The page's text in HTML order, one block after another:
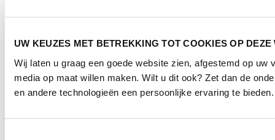
UW KEUZES MET BETREKKING TOT COOKIES OP DEZE
Wij laten u graag een goede website zien, afgestemd op
media op maat willen maken. Wilt u dit ook? Zet dan de
en andere technologieën een persoonlijke ervaring te bieden.